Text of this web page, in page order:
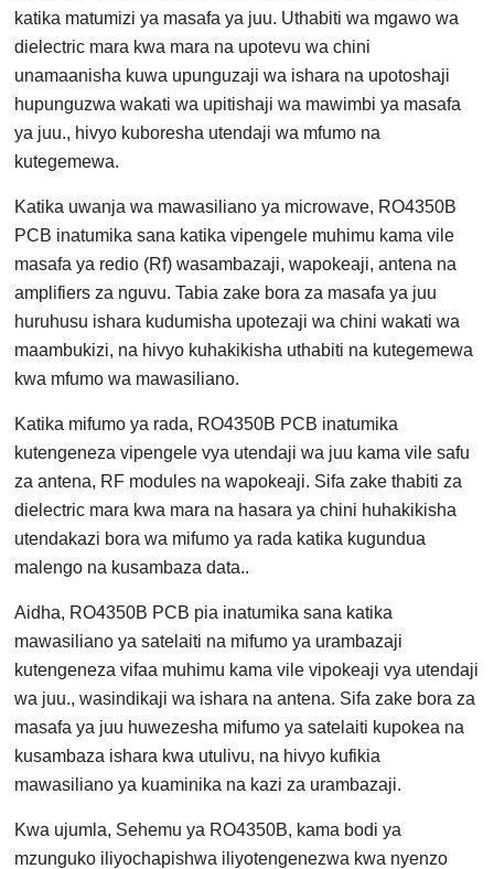
katika matumizi ya masafa ya juu. Uthabiti wa mgawo wa
dielectric mara kwa mara na upotevu wa chini
unamaanisha kuwa upunguzaji wa ishara na upotoshaji
hupunguzwa wakati wa upitishaji wa mawimbi ya masafa
ya juu., hivyo kuboresha utendaji wa mfumo na
kutegemewa.
Katika uwanja wa mawasiliano ya microwave, RO4350B
PCB inatumika sana katika vipengele muhimu kama vile
masafa ya redio (Rf) wasambazaji, wapokeaji, antena na
amplifiers za nguvu. Tabia zake bora za masafa ya juu
huruhusu ishara kudumisha upotezaji wa chini wakati wa
maambukizi, na hivyo kuhakikisha uthabiti na kutegemewa
kwa mfumo wa mawasiliano.
Katika mifumo ya rada, RO4350B PCB inatumika
kutengeneza vipengele vya utendaji wa juu kama vile safu
za antena, RF modules na wapokeaji. Sifa zake thabiti za
dielectric mara kwa mara na hasara ya chini huhakikisha
utendakazi bora wa mifumo ya rada katika kugundua
malengo na kusambaza data..
Aidha, RO4350B PCB pia inatumika sana katika
mawasiliano ya satelaiti na mifumo ya urambazaji
kutengeneza vifaa muhimu kama vile vipokeaji vya utendaji
wa juu., wasindikaji wa ishara na antena. Sifa zake bora za
masafa ya juu huwezesha mifumo ya satelaiti kupokea na
kusambaza ishara kwa utulivu, na hivyo kufikia
mawasiliano ya kuaminika na kazi za urambazaji.
Kwa ujumla, Sehemu ya RO4350B, kama bodi ya
mzunguko iliyochapishwa iliyotengenezwa kwa nyenzo